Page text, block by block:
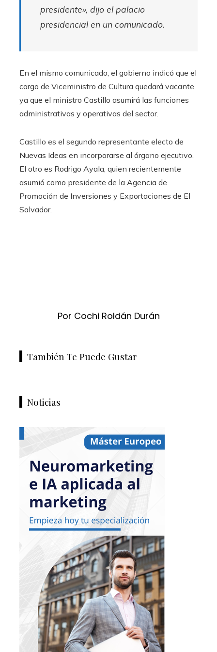
presidente», dijo el palacio
presidencial en un comunicado.
En el mismo comunicado, el gobierno indicó que el
cargo de Viceministro de Cultura quedará vacante
ya que el ministro Castillo asumirá las funciones
administrativas y operativas del sector.
Castillo es el segundo representante electo de
Nuevas Ideas en incorporarse al órgano ejecutivo.
El otro es Rodrigo Ayala, quien recientemente
asumió como presidente de la Agencia de
Promoción de Inversiones y Exportaciones de El
Salvador.
Por Cochi Roldán Durán
También Te Puede Gustar
Noticias